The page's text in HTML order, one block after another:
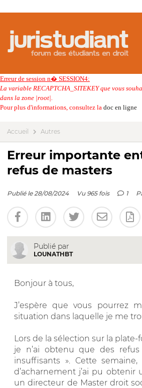
Erreur de session n� SESSION4:
La variable RECAPTCHA_SITEKEY que vous
dans la zone |root|.
Pour plus d'informations, consultez la doc en ligne
Accueil Autres
Erreur importante
refus de masters
Publié le 28/08/2024 Vu 965 fois 1
Publié par
LOUNATHBT
Bonjour à tous,
J’espère que vous pourrez
situation dans laquelle je me
Lors de la sélection sur la
je n’ai obtenu que des
insuffisants ». Cette
d’acharnement j’ai pu obtenir
un directeur de Master droit